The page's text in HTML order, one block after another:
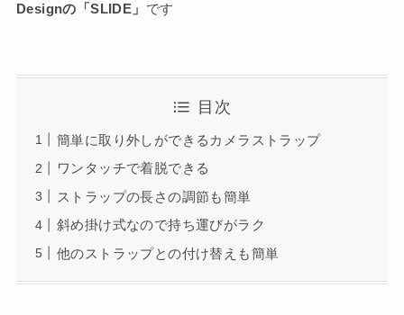
Designの「SLIDE」 です
目次
簡単に取り外しができるカメラストラップ
ワンタッチで着脱できる
ストラップの長さの調節も簡単
斜め掛け式なので持ち運びがラク
他のストラップとの付け替えも簡単